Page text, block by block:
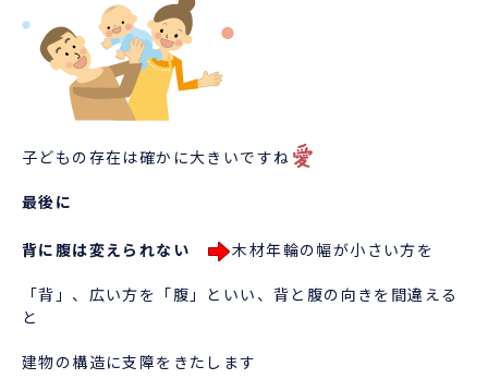
子どもの存在は確かに大きいですね
最後に
背に腹は変えられない 木材年輪の幅が小さい方を
「背」、広い方を「腹」といい、背と腹の向きを間違える
と
建物の構造に支障をきたします